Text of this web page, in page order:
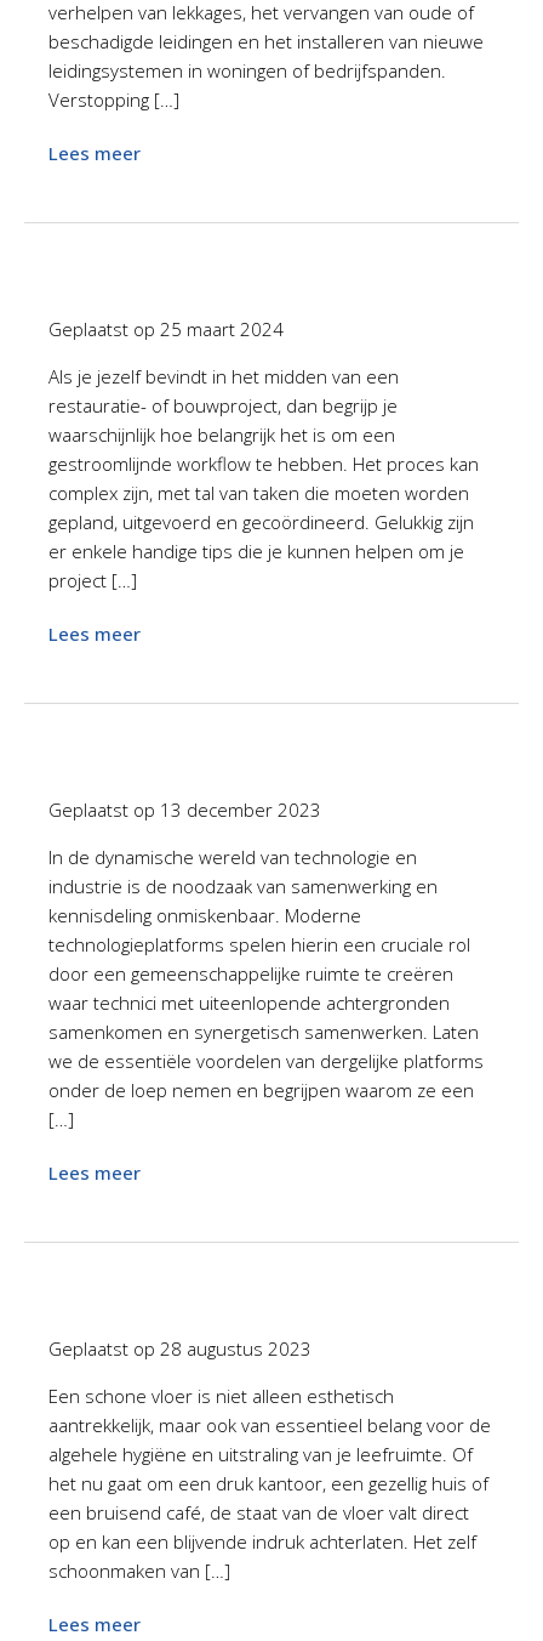
verhelpen van lekkages, het vervangen van oude of
beschadigde leidingen en het installeren van nieuwe
leidingsystemen in woningen of bedrijfspanden.
Verstopping […]
Lees meer
Geplaatst op 25 maart 2024
Als je jezelf bevindt in het midden van een
restauratie- of bouwproject, dan begrijp je
waarschijnlijk hoe belangrijk het is om een
gestroomlijnde workflow te hebben. Het proces kan
complex zijn, met tal van taken die moeten worden
gepland, uitgevoerd en gecoördineerd. Gelukkig zijn
er enkele handige tips die je kunnen helpen om je
project […]
Lees meer
Geplaatst op 13 december 2023
In de dynamische wereld van technologie en
industrie is de noodzaak van samenwerking en
kennisdeling onmiskenbaar. Moderne
technologieplatforms spelen hierin een cruciale rol
door een gemeenschappelijke ruimte te creëren
waar technici met uiteenlopende achtergronden
samenkomen en synergetisch samenwerken. Laten
we de essentiële voordelen van dergelijke platforms
onder de loep nemen en begrijpen waarom ze een
[…]
Lees meer
Geplaatst op 28 augustus 2023
Een schone vloer is niet alleen esthetisch
aantrekkelijk, maar ook van essentieel belang voor de
algehele hygiëne en uitstraling van je leefruimte. Of
het nu gaat om een druk kantoor, een gezellig huis of
een bruisend café, de staat van de vloer valt direct
op en kan een blijvende indruk achterlaten. Het zelf
schoonmaken van […]
Lees meer